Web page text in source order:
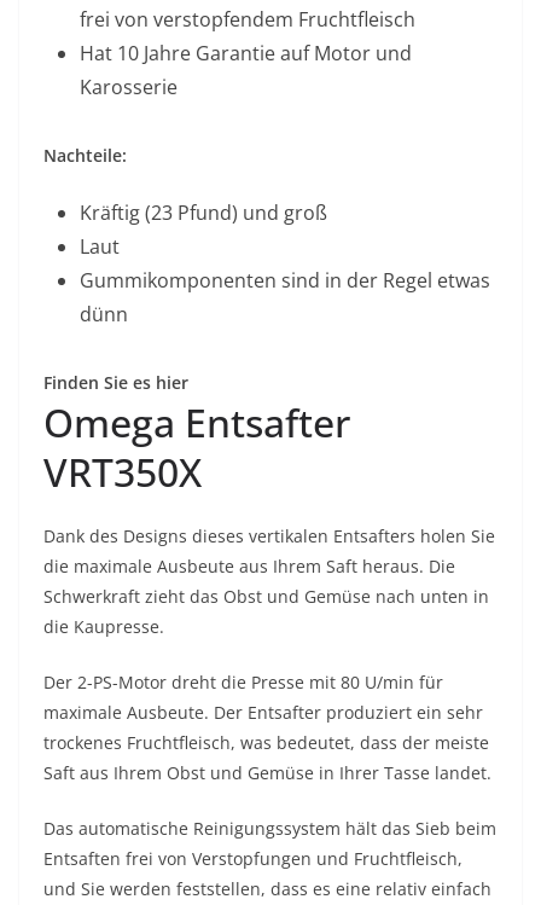
frei von verstopfendem Fruchtfleisch
Hat 10 Jahre Garantie auf Motor und
Karosserie
Nachteile:
Kräftig (23 Pfund) und groß
Laut
Gummikomponenten sind in der Regel etwas
dünn
Finden Sie es hier
Omega Entsafter
VRT350X
Dank des Designs dieses vertikalen Entsafters holen Sie
die maximale Ausbeute aus Ihrem Saft heraus. Die
Schwerkraft zieht das Obst und Gemüse nach unten in
die Kaupresse.
Der 2-PS-Motor dreht die Presse mit 80 U/min für
maximale Ausbeute. Der Entsafter produziert ein sehr
trockenes Fruchtfleisch, was bedeutet, dass der meiste
Saft aus Ihrem Obst und Gemüse in Ihrer Tasse landet.
Das automatische Reinigungssystem hält das Sieb beim
Entsaften frei von Verstopfungen und Fruchtfleisch,
und Sie werden feststellen, dass es eine relativ einfach